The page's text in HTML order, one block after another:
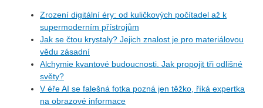
Zrození digitální éry: od kuličkových počítadel až k
supermoderním přístrojům
Jak se čtou krystaly? Jejich znalost je pro materiálovou
vědu zásadní
Alchymie kvantové budoucnosti. Jak propojit tři odlišné
světy?
V éře AI se falešná fotka pozná jen těžko, říká expertka
na obrazové informace